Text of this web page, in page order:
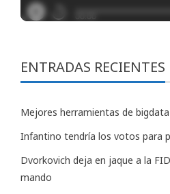
ENTRADAS RECIENTES
Mejores herramientas de
Infantino tendría los votos para
Dvorkovich deja en jaque a la
mando